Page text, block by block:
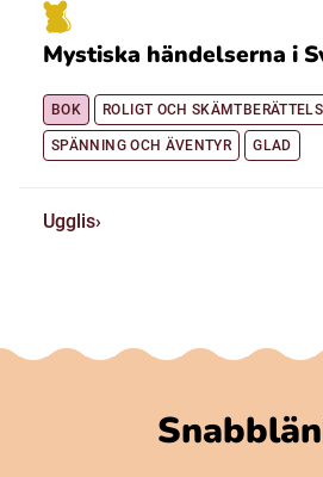
Mystiska händelserna i
BOK ROLIGT OCH
SPÄNNING OCH ÄVENTYR GLAD
Ugglis